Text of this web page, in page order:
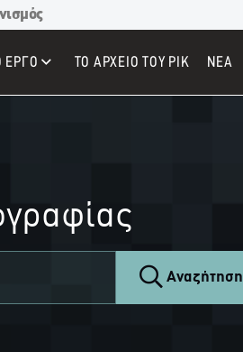
ΕΡΓΟ ΤΟ ΑΡΧΕΙΟ ΤΟΥ ΡΙΚ ΝΕΑ
Αναζήτηση